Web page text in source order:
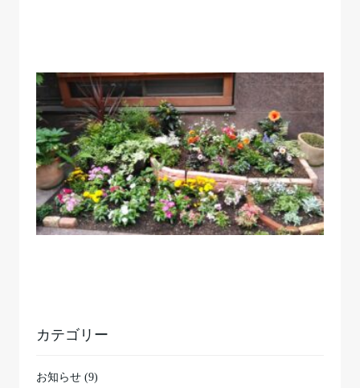
カテゴリー
お知らせ (9)